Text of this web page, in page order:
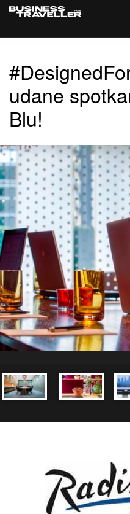
udane
Blu!